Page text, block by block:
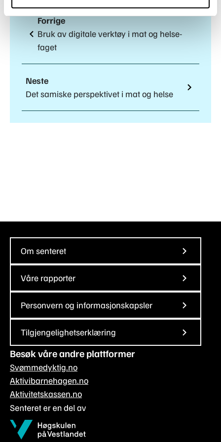
Forrige
Bruk av digitale verktøy i mat og helse-
faget
Neste
Det samiske perspektivet i mat og helse
Om senteret
Våre rapporter
Personvern og informasjonskapsler
Tilgjengelighetserklæring
Besøk våre andre plattformer
Svømmedyktig.no
Aktivibarnehagen.no
Aktivitetskassen.no